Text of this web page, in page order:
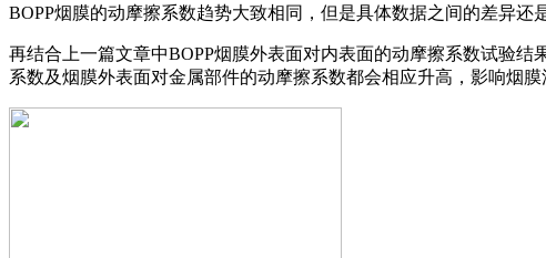
BOPP烟膜的动摩擦系数趋势大致相同，但是具体数据之间的差异还
再结合上一篇文章中BOPP烟膜外表面对内表面的动摩擦系数试验
系数及烟膜外表面对金属部件的动摩擦系数都会相应升高，影响烟膜